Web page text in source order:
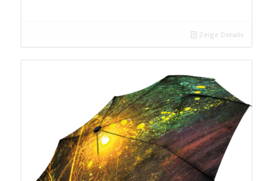
Zeige Details